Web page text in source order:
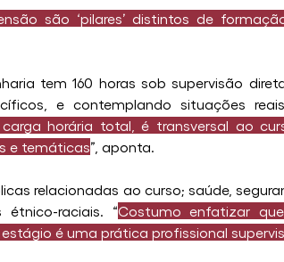
são ‘pilares’ distintos de
tem 160 horas sob supervisão
e contemplando situações
horária total, é transversal ao
e temáticas”, aponta.
relacionadas ao curso; saúde,
raciais. “Costumo enfatizar
é uma prática profissional